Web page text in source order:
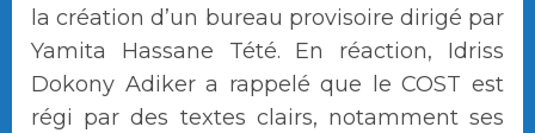
la création d’un bureau provisoire dirigé par
Yamita Hassane Tété. En réaction, Idriss
Dokony Adiker a rappelé que le COST est
régi par des textes clairs, notamment ses